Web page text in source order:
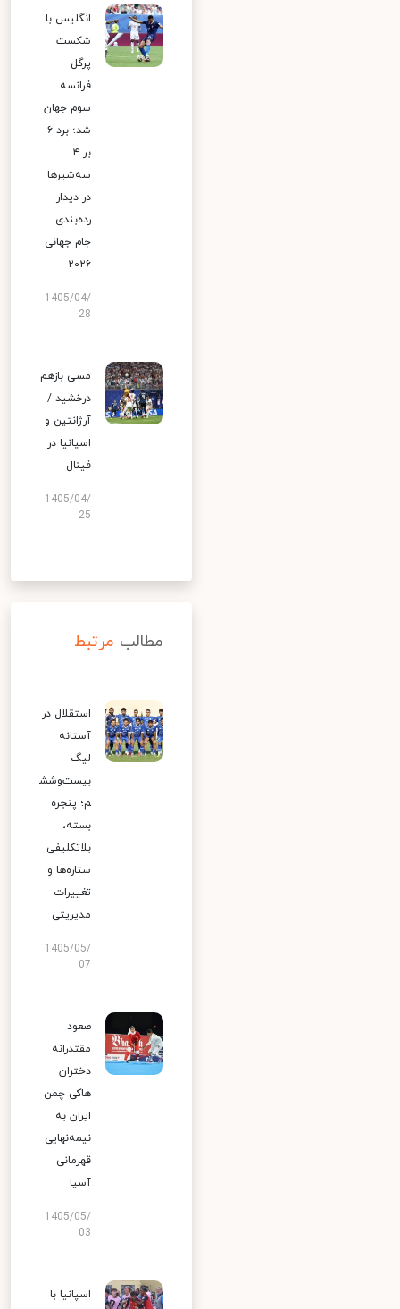
انگلیس با
شکست
پرگل
فرانسه
سوم جهان
شد؛ برد ۶
بر ۴
سه‌شیرها
در دیدار
رده‌بندی
جام جهانی
۲۰۲۶
1405/04/
28
مسی بازهم
درخشید /
آرژانتین و
اسپانیا در
فینال
1405/04/
25
مطالب مرتبط
استقلال در
آستانه
لیگ
بیست‌وشش
م؛ پنجره
بسته،
بلاتکلیفی
ستاره‌ها و
تغییرات
مدیریتی
1405/05/
07
صعود
مقتدرانه
دختران
هاکی چمن
ایران به
نیمه‌نهایی
قهرمانی
آسیا
1405/05/
03
اسپانیا با